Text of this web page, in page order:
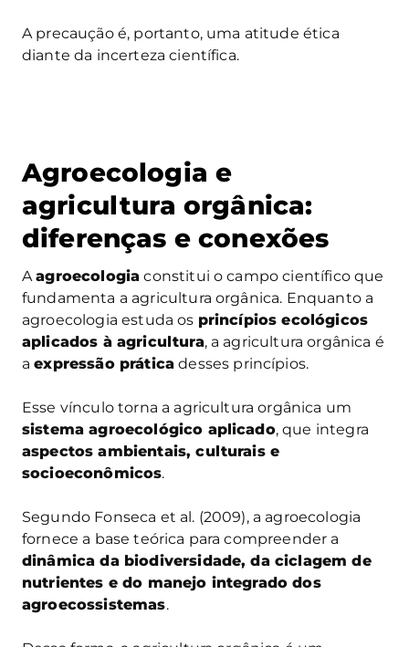
A precaução é, portanto, uma atitude ética
diante da incerteza científica.
Agroecologia e
agricultura orgânica:
diferenças e conexões
Aagroecologia constitui o campo científico que
fundamenta a agricultura orgânica. Enquanto a
agroecologia estuda os princípios ecológicos
aplicados à agricultura, a agricultura orgânica é
aexpressão prática desses princípios.
Esse vínculo torna a agricultura orgânica um
sistema agroecológico aplicado, que integra
aspectos ambientais, culturais e
socioeconômicos.
Segundo Fonseca et al. (2009), a agroecologia
fornece a base teórica para compreender a
dinâmica da biodiversidade, da ciclagem de
nutrientes e do manejo integrado dos
agroecossistemas.